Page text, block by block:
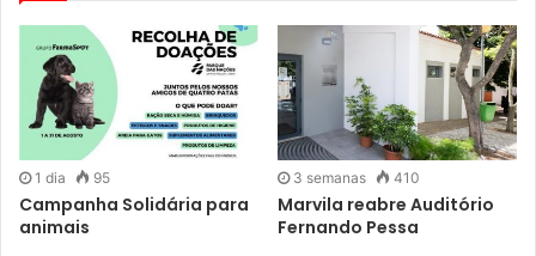
1 dia 95
Campanha Solidária para
animais
3 semanas 410
Marvila reabre Auditório
Fernando Pessa